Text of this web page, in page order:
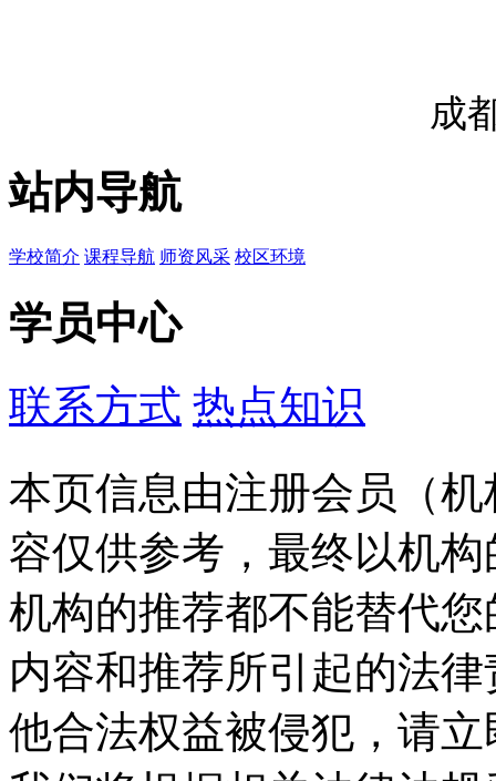
成
站内导航
学校简介 课程导航 师资风采 校区环境
学员中心
联系方式 热点知识
本页信息由注册会员（
容仅供参考，最终以机
机构的推荐都不能替代
内容和推荐所引起的法
他合法权益被侵犯，请